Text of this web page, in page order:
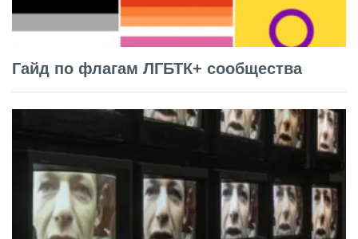
Гайд по флагам ЛГБТК+ сообщества